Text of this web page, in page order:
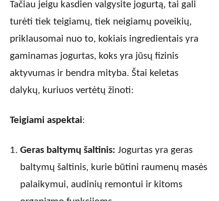
Tačiau jeigu kasdien valgysite jogurtą, tai gali
turėti tiek teigiamų, tiek neigiamų poveikių,
priklausomai nuo to, kokiais ingredientais yra
gaminamas jogurtas, koks yra jūsų fizinis
aktyvumas ir bendra mityba. Štai keletas
dalykų, kuriuos vertėtų žinoti:
Teigiami aspektai:
Geras baltymų šaltinis: Jogurtas yra geras
baltymų šaltinis, kurie būtini raumenų masės
palaikymui, audinių remontui ir kitoms